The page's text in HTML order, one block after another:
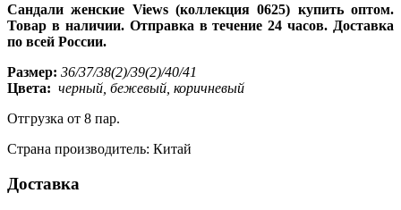
Сандали женские Views (коллекция 0625) купить оптом.
Товар в наличии. Отправка в течение 24 часов. Доставка
по всей России.
Размер: 36/37/38(2)/39(2)/40/41
Цвета: черный, бежевый, коричневый
Отгрузка от 8 пар.
Страна производитель: Китай
Доставка